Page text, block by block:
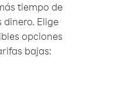
tiempo de
Elige
opciones
bajas: